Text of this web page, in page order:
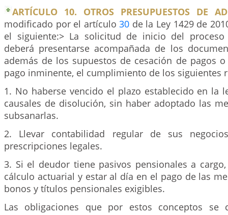
ARTÍCULO 10. OTROS PRESUPUESTOS DE
modificado por el artículo30 de la Ley 1429 de
el siguiente:> La solicitud de inicio del proceso
deberá presentarse acompañada de los
además de los supuestos de cesación de pagos
pago inminente, el cumplimiento de los siguientes
1. No haberse vencido el plazo establecido en la
causales de disolución, sin haber adoptado las
subsanarlas.
2. Llevar contabilidad regular de sus
prescripciones legales.
3. Si el deudor tiene pasivos pensionales a
cálculo actuarial y estar al día en el pago de las
bonos y títulos pensionales exigibles.
Las obligaciones que por estos conceptos se